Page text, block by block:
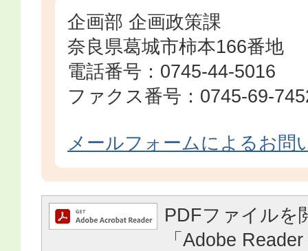
企画部 企画政策課
奈良県葛城市柿本166番地
電話番号：0745-44-5016
ファクス番号：0745-69-
メールフォームによるお問
PDFファイルを
「Adobe